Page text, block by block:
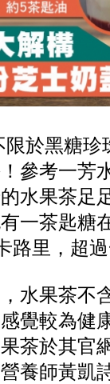
於黑糖珍
參考一芳
水果茶足
一茶匙糖
路里，超
水果茶不
覺較為健
茶於其官
養師黃凱